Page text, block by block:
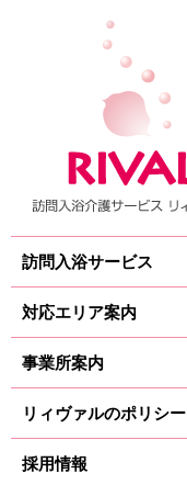
訪問入浴サービス
対応エリア案内
事業所案内
リィヴァルのポリシー
採用情報